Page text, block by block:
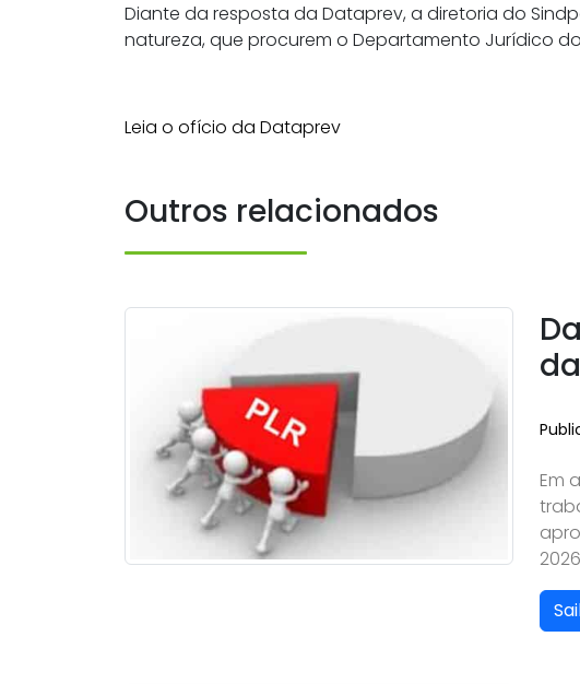
Diante da resposta da Dataprev, a diretoria do
natureza, que procurem o Departamento Jurídico
Leia o ofício da Dataprev
Outros relacionados
Em